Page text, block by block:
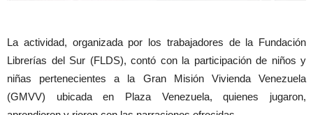
La actividad, organizada por los trabajadores de la Fundación
Librerías del Sur (FLDS), contó con la participación de niños y
niñas pertenecientes a la Gran Misión Vivienda Venezuela
(GMVV) ubicada en Plaza Venezuela, quienes jugaron,